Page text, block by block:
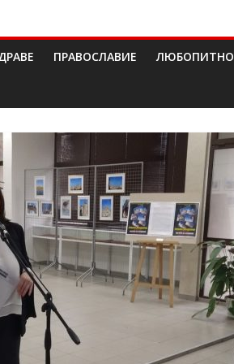
ПРАВОСЛАВИЕ ЛЮБОПИТНО